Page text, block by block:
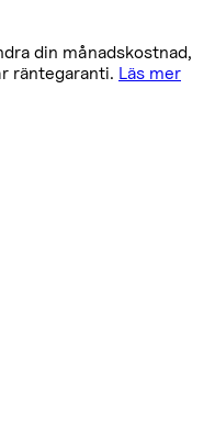
din månadskostnad,
räntegaranti. Läs mer